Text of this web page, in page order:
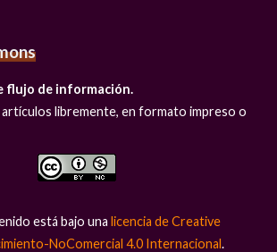
flujo de información.
libremente, en formato impreso o
está bajo unalicencia de Creative
NoComercial 4.0 Internacional.